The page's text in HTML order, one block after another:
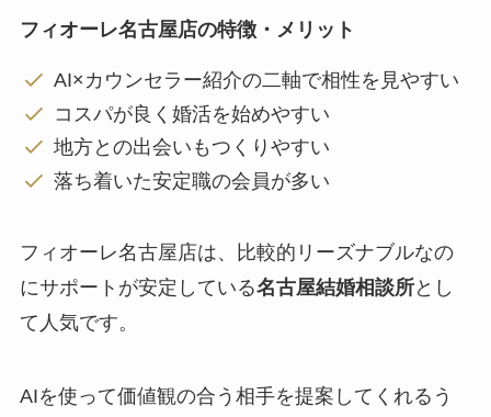
フィオーレ名古屋店の特徴・メリット
AI×カウンセラー紹介の二軸で相性を見やすい
コスパが良く婚活を始めやすい
地方との出会いもつくりやすい
落ち着いた安定職の会員が多い
フィオーレ名古屋店は、比較的リーズナブルなの
にサポートが安定している名古屋結婚相談所とし
て人気です。
AIを使って価値観の合う相手を提案してくれるう